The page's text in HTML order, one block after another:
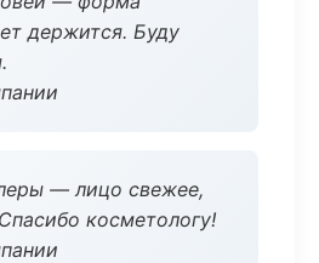
держится. Буду
— лицо свежее,
косметологу!